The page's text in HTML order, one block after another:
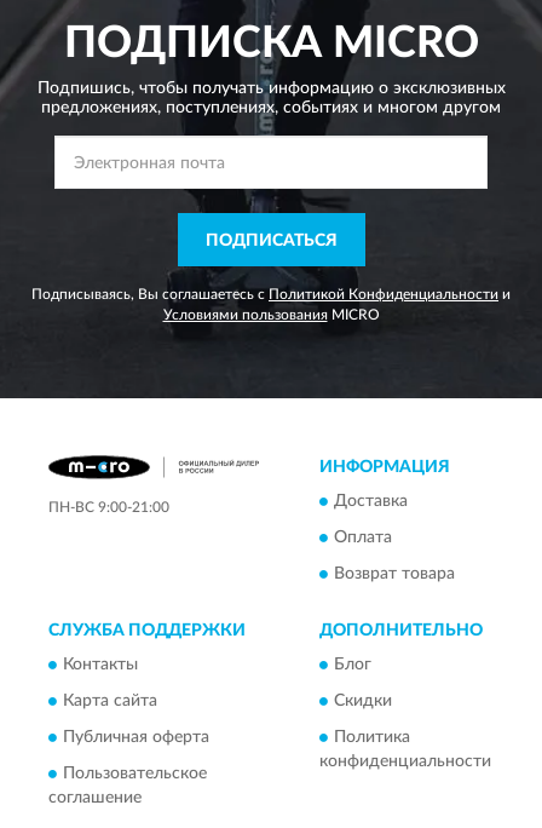
ПОДПИСКАMICRO
Подпишись, чтобы получать информацию о эксклюзивных
предложениях, поступлениях, событиях и многом другом
ПОДПИСАТЬСЯ
Подписываясь, Вы соглашаетесь с Политикой Конфиденциальности и
Условиями пользованияMICRO
ПН-ВС 9:00-21:00
ИНФОРМАЦИЯ
Доставка
Оплата
Возврат товара
СЛУЖБА ПОДДЕРЖКИ
Контакты
Карта сайта
Публичная оферта
Пользовательское
соглашение
ДОПОЛНИТЕЛЬНО
Блог
Скидки
Политика
конфиденциальности